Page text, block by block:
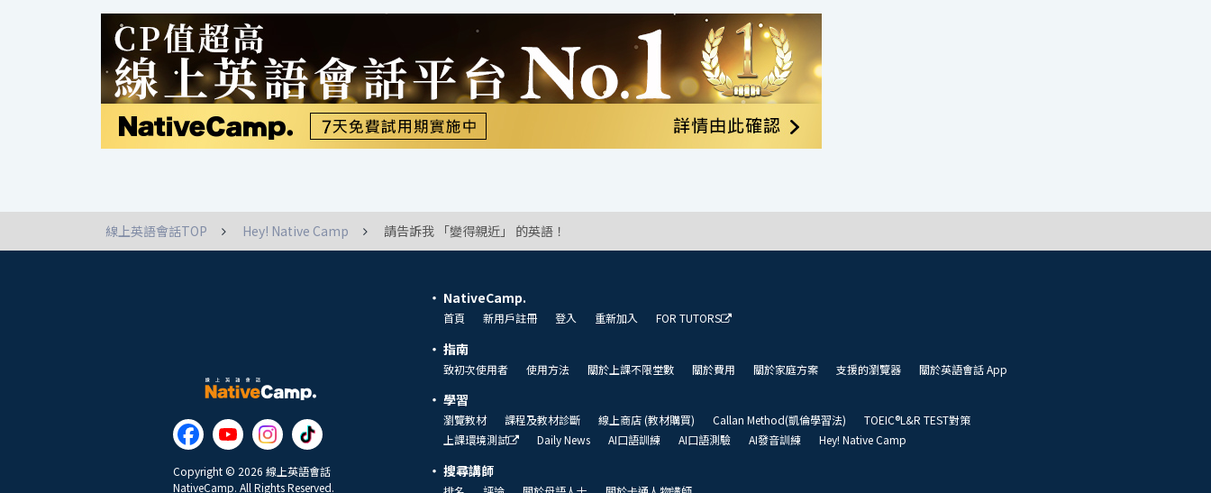
線上英語會話TOP Hey! Native Camp 請告訴我 「變得親近」 的英語！
Copyright © 2026 線上英語會話
NativeCamp. All Rights Reserved.
NativeCamp.
首頁 新用戶註冊 登入 重新加入 FOR TUTORS
指南
致初次使用者 使用方法 關於上課不限堂數 關於費用 關於家庭方案 支援的瀏覽器 關於英語會話 App
學習
瀏覽教材 課程及教材診斷 線上商店 (教材購買) Callan Method(凱倫學習法)
TOEIC®L&R TEST對策
上課環境測試
Daily News AI口語訓練 AI口語測驗 AI發音訓練 Hey! Native Camp
搜尋講師